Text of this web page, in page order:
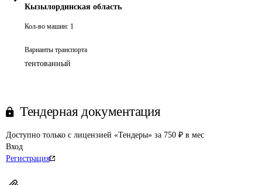
Кызылординская область
Кол-во машин: 1
Варианты транспорта
тентованный
Тендерная документация
Доступно только с лицензией «Тендеры» за 750 ₽ в мес
Вход
Регистрация